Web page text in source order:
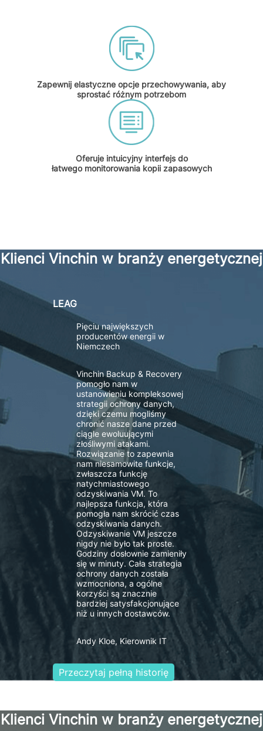
Zapewnij elastyczne opcje przechowywania, aby
sprostać różnym potrzebom
Oferuje intuicyjny interfejs do
łatwego monitorowania kopii zapasowych
Klienci Vinchin w branży energetycznej
LEAG
Pięciu największych
producentów energii w
Niemczech
Vinchin Backup & Recovery
pomogło nam w
ustanowieniu kompleksowej
strategii ochrony danych,
dzięki czemu mogliśmy
chronić nasze dane przed
ciągle ewoluującymi
złośliwymi atakami.
Rozwiązanie to zapewnia
nam niesamowite funkcje,
zwłaszcza funkcję
natychmiastowego
odzyskiwania VM. To
najlepsza funkcja, która
pomogła nam skrócić czas
odzyskiwania danych.
Odzyskiwanie VM jeszcze
nigdy nie było tak proste.
Godziny dosłownie zamieniły
się w minuty. Cała strategia
ochrony danych została
wzmocniona, a ogólne
korzyści są znacznie
bardziej satysfakcjonujące
niż u innych dostawców.
Andy Kloe, Kierownik IT
Przeczytaj pełną historię
Klienci Vinchin w branży energetycznej